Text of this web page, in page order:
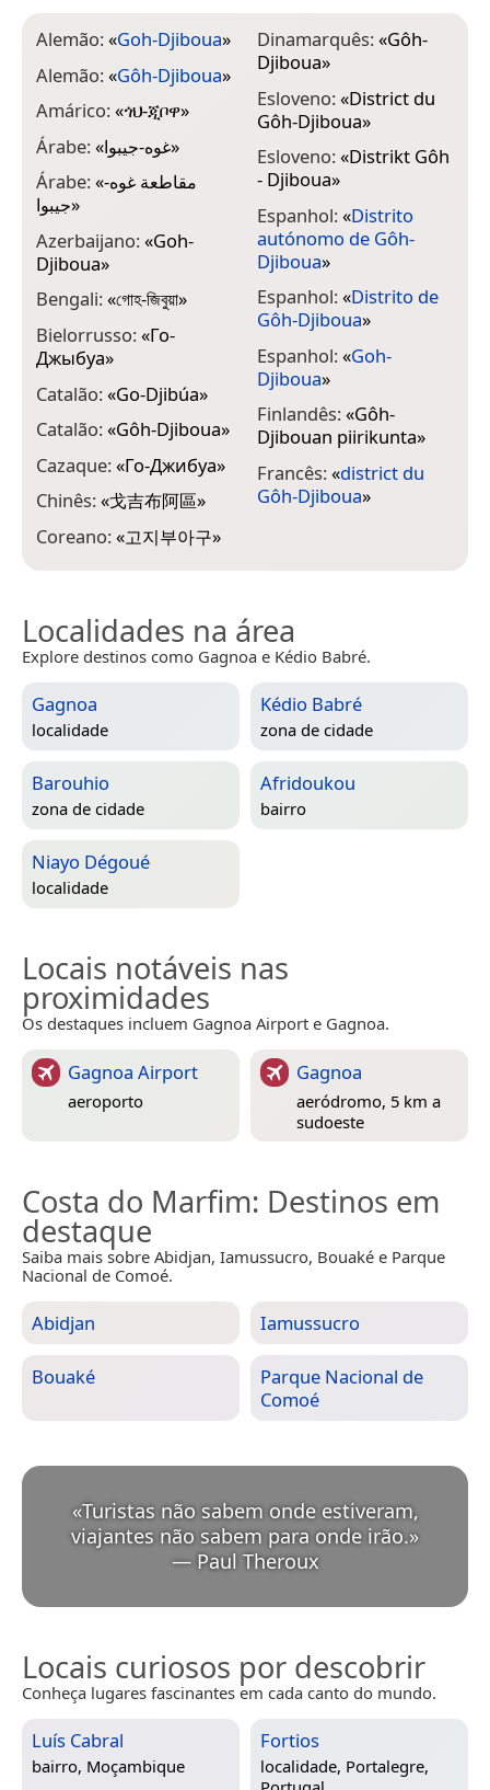
Alemão:«Goh-Djiboua»
Alemão:«Gôh-Djiboua»
Amárico:«ጎህ-ጂቦዋ»
Árabe:«غوه-جيبوا»
Árabe:«مقاطعة غوه-
جيبوا»
Azerbaijano:«Goh-
Djiboua»
Bengali:«গোহ-জিবুয়া»
Bielorrusso:«Го-
Джыбуа»
Catalão:«Go-Djibúa»
Catalão:«Gôh-Djiboua»
Cazaque:«Го-Джибуа»
Chinês:«戈吉布阿區»
Coreano:«고지부아구»
Dinamarquês:«Gôh-
Djiboua»
Esloveno:«District du
Gôh-Djiboua»
Esloveno:«Distrikt Gôh
- Djiboua»
Espanhol:«Distrito
autónomo de Gôh-
Djiboua»
Espanhol:«Distrito de
Gôh-Djiboua»
Espanhol:«Goh-
Djiboua»
Finlandês:«Gôh-
Djibouan piirikunta»
Francês:«district du
Gôh-Djiboua»
Localidades na área
Explore destinos como Gagnoa e Kédio Babré.
Gagnoa
localidade
Kédio Babré
zona de cidade
Barouhio
zona de cidade
Afridoukou
bairro
Niayo Dégoué
localidade
Locais notáveis nas
proximidades
Os destaques incluem Gagnoa Airport e Gagnoa.
Gagnoa Airport
aeroporto
Gagnoa
aeródromo, 5 km a
sudoeste
Costa do Marfim: Destinos em
destaque
Saiba mais sobre Abidjan, Iamussucro, Bouaké e Parque
Nacional de Comoé.
Abidjan Iamussucro
Bouaké
Parque Nacional de
Comoé
«Turistas não sabem onde estiveram,
viajantes não sabem para onde irão.
— Paul Theroux
Locais curiosos por descobrir
Conheça lugares fascinantes em cada canto do mundo.
Luís Cabral
bairro, Moçambique
Fortios
localidade, Portalegre,